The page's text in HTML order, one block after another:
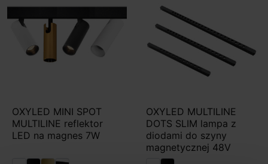
OXYLED MINI SPOT
MULTILINE reflektor
LED na magnes 7W
OXYLED MULTILINE
DOTS SLIM lampa z
diodami do szyny
magnetycznej 48V